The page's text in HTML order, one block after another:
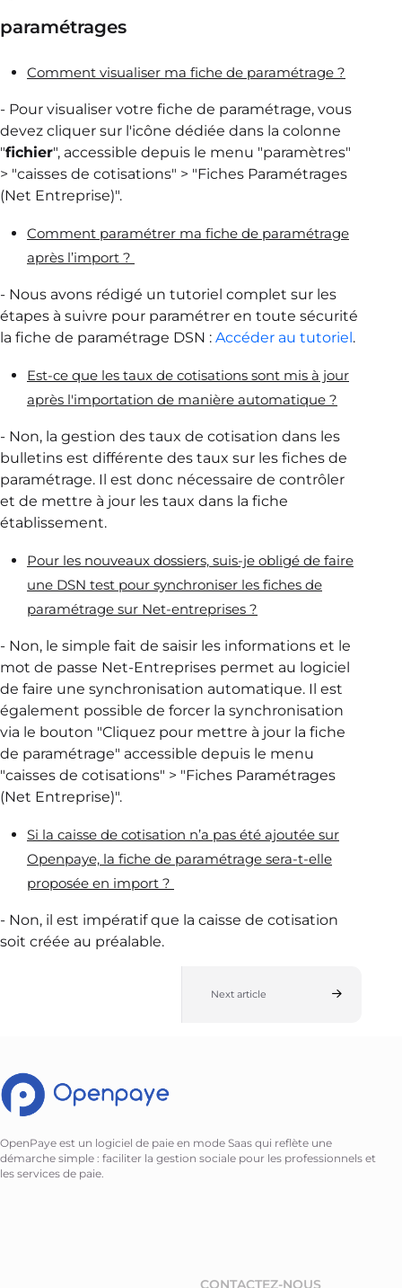
paramétrages
Comment visualiser ma fiche de paramétrage ?
- Pour visualiser votre fiche de paramétrage, vous
devez cliquer sur l'icône dédiée dans la colonne
"fichier", accessible depuis le menu "paramètres"
> "caisses de cotisations" > "Fiches Paramétrages
(Net Entreprise)".
Comment paramétrer ma fiche de paramétrage
après l’import ?
- Nous avons rédigé un tutoriel complet sur les
étapes à suivre pour paramétrer en toute sécurité
la fiche de paramétrage DSN : Accéder au tutoriel.
Est-ce que les taux de cotisations sont mis à jour
après l'importation de manière automatique ?
- Non, la gestion des taux de cotisation dans les
bulletins est différente des taux sur les fiches de
paramétrage. Il est donc nécessaire de contrôler
et de mettre à jour les taux dans la fiche
établissement.
Pour les nouveaux dossiers, suis-je obligé de faire
une DSN test pour synchroniser les fiches de
paramétrage sur Net-entreprises ?
- Non, le simple fait de saisir les informations et le
mot de passe Net-Entreprises permet au logiciel
de faire une synchronisation automatique. Il est
également possible de forcer la synchronisation
via le bouton "Cliquez pour mettre à jour la fiche
de paramétrage" accessible depuis le menu
"caisses de cotisations" > "Fiches Paramétrages
(Net Entreprise)".
Si la caisse de cotisation n’a pas été ajoutée sur
Openpaye, la fiche de paramétrage sera-t-elle
proposée en import ?
- Non, il est impératif que la caisse de cotisation
soit créée au préalable.
Next article
OpenPaye est un logiciel de paie en mode Saas qui reflète une
démarche simple : faciliter la gestion sociale pour les professionnels et
les services de paie.
CONTACTEZ-NOUS